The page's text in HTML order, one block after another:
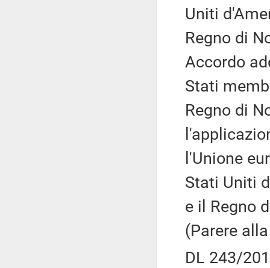
Uniti
Regno di
Accordo
Stati
Regno di
l'Unione
Stati Uniti
e il Regno
(Parere
DL 243/